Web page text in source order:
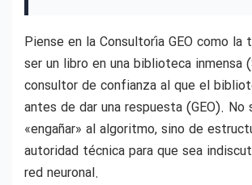
Piense en la Consultoría GEO como la
ser un libro en una biblioteca inmensa
consultor de confianza al que el
antes de dar una respuesta (GEO).
«engañar» al algoritmo, sino de
autoridad técnica para que sea
red neuronal.